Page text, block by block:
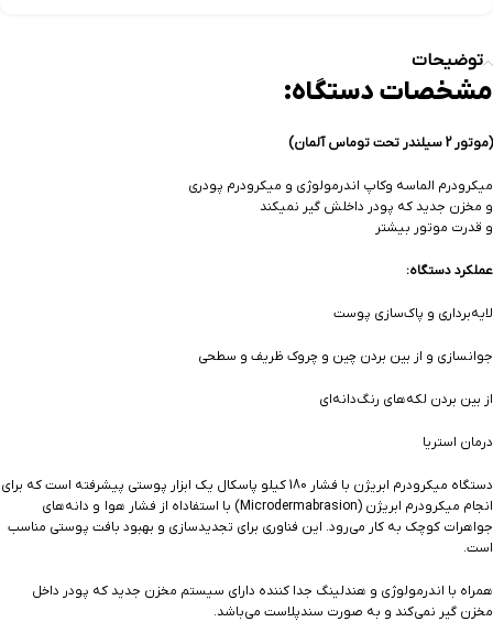
توضیحات
مشخصات دستگاه:
(موتور 2 سیلندر تحت توماس آلمان)
ميكرودرم الماسه وكاپ اندرمولوژي و ميكرودرم پودري
و مخزن جديد كه پودر داخلش گير نميكند
و قدرت موتور بيشتر
عملکرد دستگاه:
لایه‌برداری و پا‌ک‌سازی پوست
جوانسازی و از بین بردن چین و چروک ظریف و سطحی
از بین بردن لکه‌های رنگ‌دانه‌ای
درمان استریا
دستگاه ميكرودرم ابريژن با فشار 180 كيلو پاسكال یک ابزار پوستی پیشرفته است که برای
انجام میکرودرم ابریژن (Microdermabrasion) با استفاداه از فشار هوا و دانه‌های
جواهرات کوچک به کار می‌رود. این فناوری برای تجدیدسازی و بهبود بافت پوستی مناسب
است.
همراه با اندرمولوژی و هندلینگ جدا کننده دارای سیستم مخزن جدید که پودر داخل
مخزن گیر نمی‌کند و به صورت سندپلاست می‌باشد.